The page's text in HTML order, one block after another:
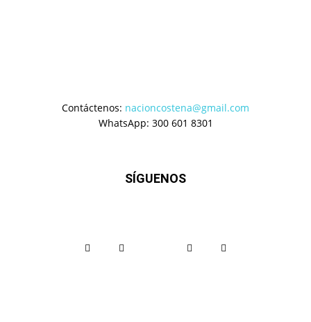
Contáctenos: nacioncostena@gmail.com
WhatsApp: 300 601 8301
SÍGUENOS